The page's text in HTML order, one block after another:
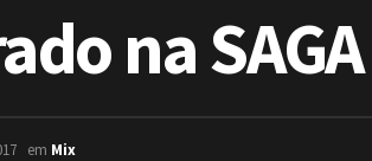
na
em Mix